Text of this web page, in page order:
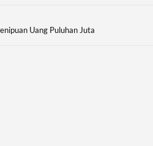
Uang Puluhan Juta